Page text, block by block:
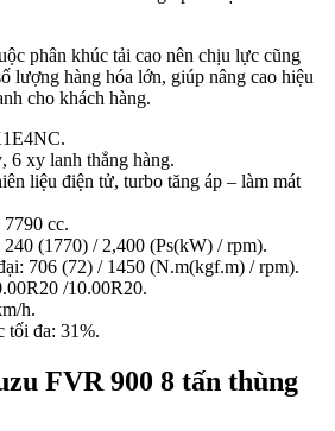
phân khúc tải cao nên chịu lực cũng
lượng hàng hóa lớn, giúp nâng cao hiệu
cho khách hàng.
6 xy lanh thẳng hàng.
liệu điện tử, turbo tăng áp – làm mát
cc.
(1770) / 2,400 (Ps(kW) / rpm).
706 (72) / 1450 (N.m(kgf.m) / rpm).
/10.00R20.
h.
tối đa: 31%.
FVR 900 8 tấn thùng